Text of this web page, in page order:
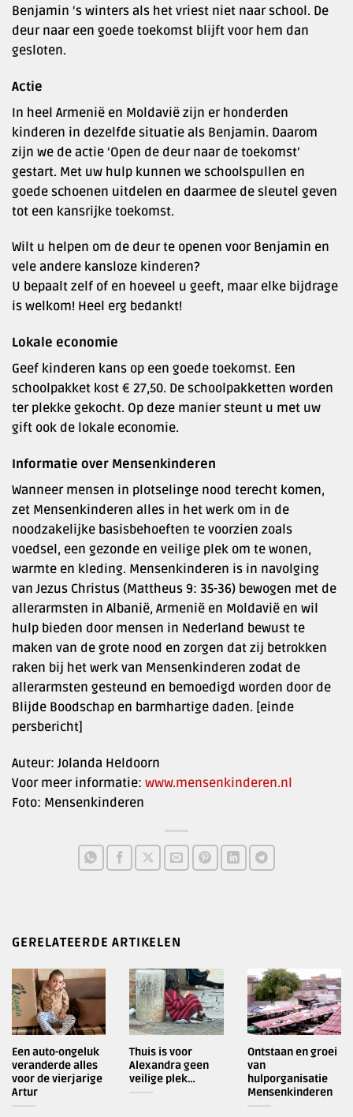
Benjamin ‘s winters als het vriest niet naar school. De
deur naar een goede toekomst blijft voor hem dan
gesloten.
Actie
In heel Armenië en Moldavië zijn er honderden
kinderen in dezelfde situatie als Benjamin. Daarom
zijn we de actie ‘Open de deur naar de toekomst’
gestart. Met uw hulp kunnen we schoolspullen en
goede schoenen uitdelen en daarmee de sleutel geven
tot een kansrijke toekomst.
Wilt u helpen om de deur te openen voor Benjamin en
vele andere kansloze kinderen?
U bepaalt zelf of en hoeveel u geeft, maar elke bijdrage
is welkom! Heel erg bedankt!
Lokale economie
Geef kinderen kans op een goede toekomst. Een
schoolpakket kost € 27,50. De schoolpakketten worden
ter plekke gekocht. Op deze manier steunt u met uw
gift ook de lokale economie.
Informatie over Mensenkinderen
Wanneer mensen in plotselinge nood terecht komen,
zet Mensenkinderen alles in het werk om in de
noodzakelijke basisbehoeften te voorzien zoals
voedsel, een gezonde en veilige plek om te wonen,
warmte en kleding. Mensenkinderen is in navolging
van Jezus Christus (Mattheus 9: 35-36) bewogen met de
allerarmsten in Albanië, Armenië en Moldavië en wil
hulp bieden door mensen in Nederland bewust te
maken van de grote nood en zorgen dat zij betrokken
raken bij het werk van Mensenkinderen zodat de
allerarmsten gesteund en bemoedigd worden door de
Blijde Boodschap en barmhartige daden. [einde
persbericht]
Auteur: Jolanda Heldoorn
Voor meer informatie: www.mensenkinderen.nl
Foto: Mensenkinderen
GERELATEERDE ARTIKELEN
Een auto-ongeluk
veranderde alles
voor de vierjarige
Artur
Thuis is voor
Alexandra geen
veilige plek…
Ontstaan en groei
van
hulporganisatie
Mensenkinderen